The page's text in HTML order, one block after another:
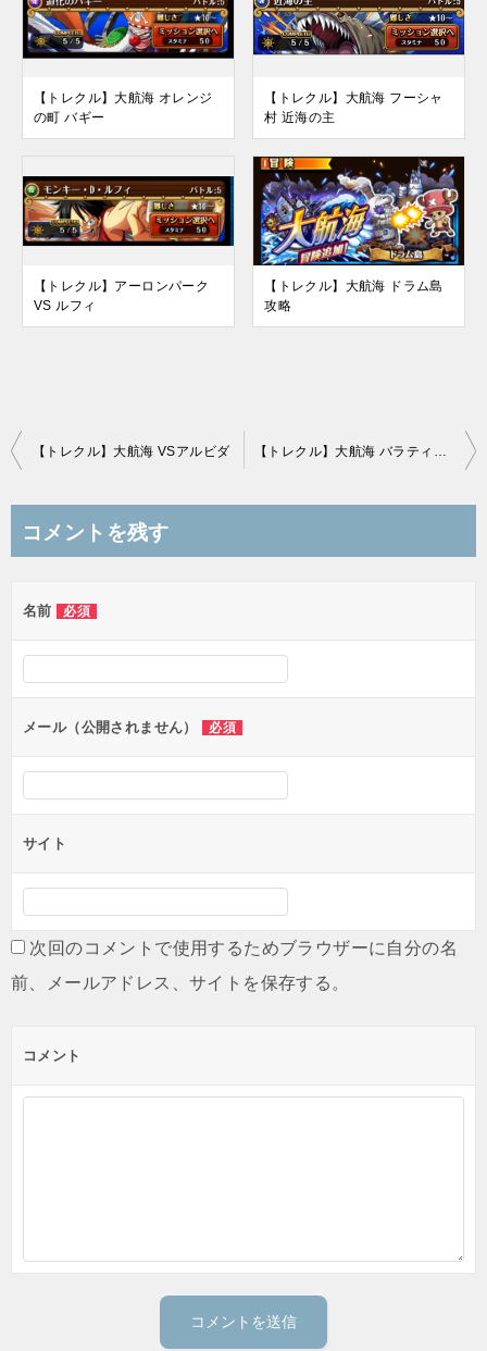
【トレクル】大航海 オレンジ
の町 バギー
【トレクル】大航海 フーシャ
村 近海の主
【トレクル】アーロンパーク
VS ルフィ
【トレクル】大航海 ドラム島
攻略
投
ビ
ー
シ
ョ
ン
【トレクル】大航海 VSアルビダ
コメントを残す
名前 必須
メール（公開されません） 必須
サイト
次回のコメントで使用するためブラウザーに自分の名
前、メールアドレス、サイトを保存する。
コメント